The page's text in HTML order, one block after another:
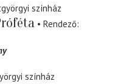
színház
Rendező
színház